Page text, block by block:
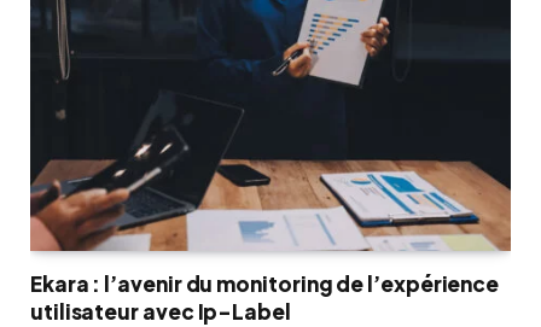
Ekara : l’avenir du monitoring de l’expérience
utilisateur avec Ip-Label